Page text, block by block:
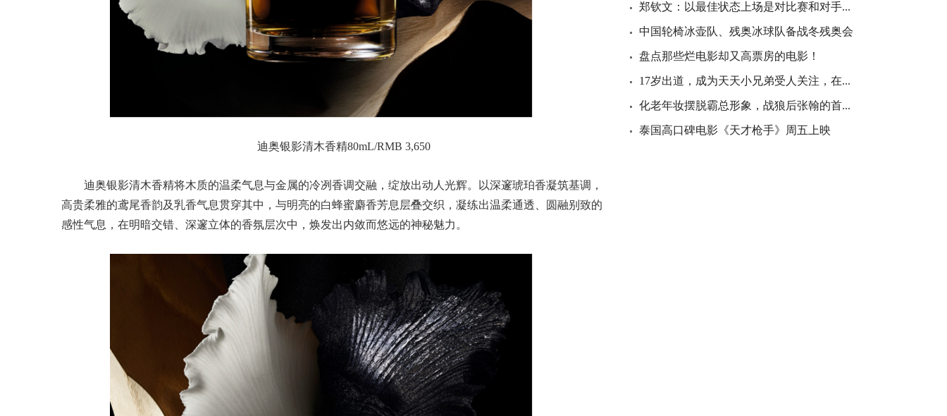
迪奥银影清木香精80mL/RMB 3,650
迪奥银影清木香精将木质的温柔气息与金属的冷冽香调交融，绽放出动人光辉。以深邃琥珀香凝筑基调，
高贵柔雅的鸢尾香韵及乳香气息贯穿其中，与明亮的白蜂蜜麝香芳息层叠交织，凝练出温柔通透、圆融别致的
感性气息，在明暗交错、深邃立体的香氛层次中，焕发出内敛而悠远的神秘魅力。
郑钦文：以最佳状态上场是对比赛和对手...
中国轮椅冰壶队、残奥冰球队备战冬残奥会
盘点那些烂电影却又高票房的电影！
17岁出道，成为天天小兄弟受人关注，在...
化老年妆摆脱霸总形象，战狼后张翰的首...
泰国高口碑电影《天才枪手》周五上映